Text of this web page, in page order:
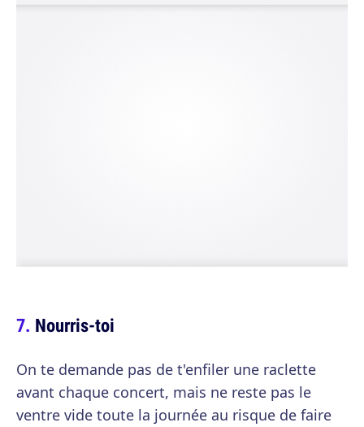
Nourris-toi
On te demande pas de t'enfiler une raclette
avant chaque concert, mais ne reste pas le
ventre vide toute la journée au risque de faire